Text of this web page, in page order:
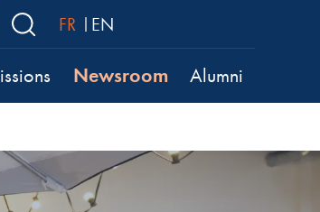
FR EN
Newsroom Alumni